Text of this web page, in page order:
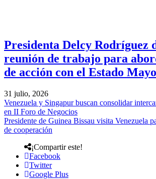
Presidenta Delcy Rodríguez
reunión de trabajo para
de acción con el Estado
31 julio, 2026
Venezuela y Singapur buscan consolidar
en II Foro de Negocios
Presidente de Guinea Bissau visita Venezuela
de cooperación
¡Compartir este!
Facebook
Twitter
Google Plus